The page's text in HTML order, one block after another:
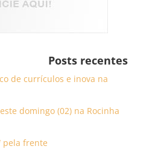
Posts recentes
de currículos e inova na
domingo (02) na Rocinha
pela frente